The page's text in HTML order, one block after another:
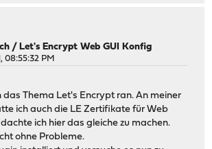
/ Let's Encrypt Web GUI Konfig
08:55:32 PM
das Thema Let's Encrypt ran. An meiner
ich auch die LE Zertifikate für Web
ich hier das gleiche zu machen.
ohne Probleme.